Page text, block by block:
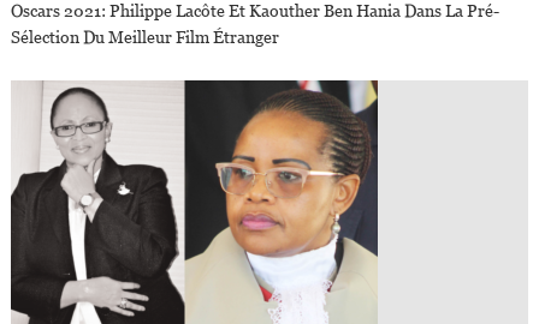
Oscars 2021: Philippe Lacôte Et Kaouther Ben Hania Dans La Pré-
Sélection Du Meilleur Film Étranger